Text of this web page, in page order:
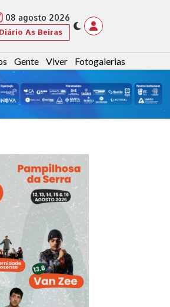
08 agosto 2026
As Beiras
Gente Viver Fotogalerias